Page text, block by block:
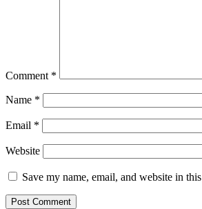
Comment *
Name *
Email *
Website
Save my name, email, and website in